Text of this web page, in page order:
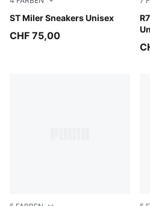
ST Miler Sneakers Unisex
PUMA Black-Moody Gray-
CHF 75,00